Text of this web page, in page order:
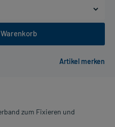
zum Fixieren und